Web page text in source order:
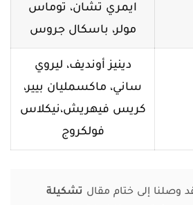
ايمري تشان، توماس
مولر، باسكال جروس
دينيز أونديف، ليروي
ساني، ماكسمليان بيير،
كريس فيهريش،نيكلاس
فولكروج
وصلنا إلى ختام مقال تشكيلة